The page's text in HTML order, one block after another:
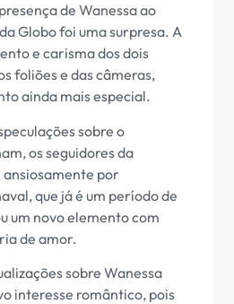
de Wanessa ao
Globo foi uma surpresa. A
e carisma dos dois
foliões e das câmeras,
ainda mais especial.
sobre o
os seguidores da
por
que já é um período de
um novo elemento com
de amor.
sobre Wanessa
interesse romântico, pois